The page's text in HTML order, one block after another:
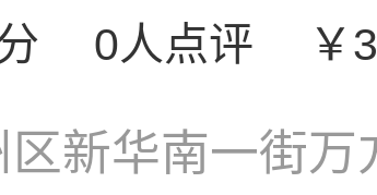
0人点评 ￥
区新华南一街万